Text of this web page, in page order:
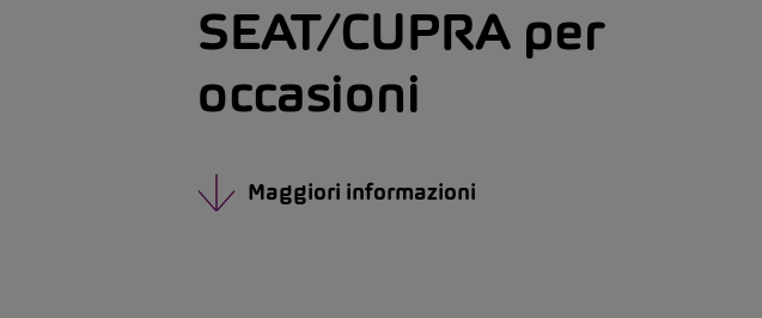
SEAT/CUPRA per
occasioni
Maggiori informazioni